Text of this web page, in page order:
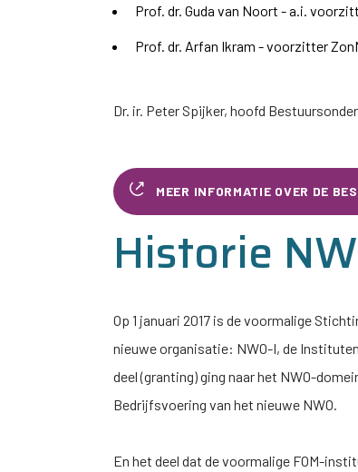
Prof. dr. Guda van Noort - a.i.
Prof. dr. Arfan Ikram - voorzitter
Dr. ir. Peter Spijker, hoofd
MEER INFORMATIE OVER DE
Historie
Op 1 januari 2017 is de voormalige
nieuwe organisatie: NWO-I, de
deel (granting) ging naar het NWO-
Bedrijfsvoering van het nieuwe NWO.
En het deel dat de voormalige FOM-